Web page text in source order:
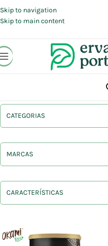
Skip to navigation
Skip to main content
CATEGORIAS
MARCAS
CARACTERÍSTICAS